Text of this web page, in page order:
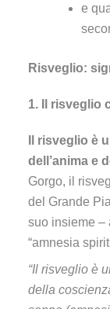
e
Risveglio:
1. Il risveglio
Il risveglio è
dell’anima e
Gorgo, il
del Grande
suo insieme –
“amnesia
“Il risveglio è
della